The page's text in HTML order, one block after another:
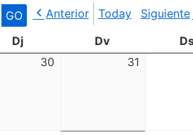
Anterior Today
Siguiente
Dj Dv
30 31